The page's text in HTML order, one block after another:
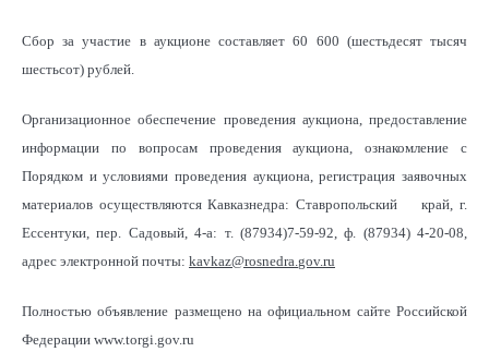
Сбор за участие в аукционе составляет 60 600 (шестьдесят тысяч
шестьсот) рублей.
Организационное обеспечение проведения аукциона, предоставление
информации по вопросам проведения аукциона, ознакомление с
Порядком и условиями проведения аукциона, регистрация заявочных
материалов осуществляются Кавказнедра: Ставропольский край, г.
Ессентуки, пер. Садовый, 4-а: т. (87934)7-59-92, ф. (87934) 4-20-08,
адрес электронной почты: kavkaz@rosnedra gov.ru
Полностью объявление размещено на официальном сайте Российской
Федерации www.torgi.gov.ru